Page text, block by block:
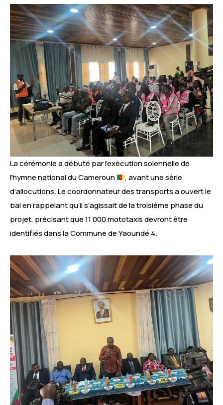
La cérémonie a débuté par l’exécution solennelle de
l’hymne national du Cameroun
, avant une série
d’allocutions. Le coordonnateur des transports a ouvert le
bal en rappelant qu’il s’agissait de la troisième phase du
projet, précisant que 11 000 mototaxis devront être
identifiés dans la Commune de Yaoundé 4.